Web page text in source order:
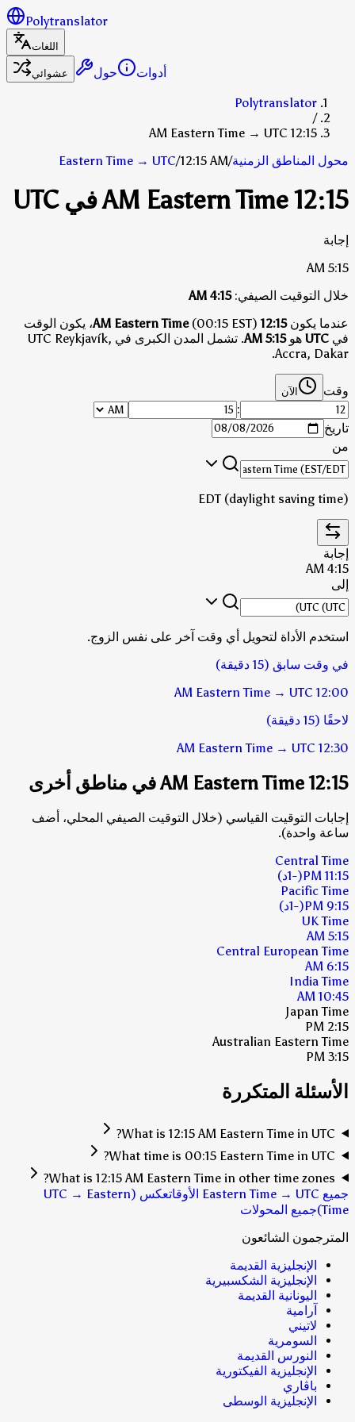
Polytranslator
اللغات
عشوائي
أدوات
حول
Polytranslator
/
12:15 AM Eastern Time → UTC
محول المناطق الزمنية/
Eastern Time → UTC/12:15 AM
12:15 AM Eastern Time في UTC
إجابة
5:15 AM
خلال التوقيت الصيفي: 4:15 AM
عندما يكون12:15 AM Eastern Time
(00:15 EST)، يكون الوقت
في UTC هو5:15 AM
.
تشمل المدن الكبرى في UTC Reykjavík,
Accra, Dakar.
وقت الآن
:
تاريخ
من
EDT (daylight saving time)
إجابة
4:15 AM
إلى
استخدم الأداة لتحويل أي وقت آخر على نفس الزوج.
في وقت سابق (15 دقيقة)
12:00 AM
Eastern Time → UTC
لاحقًا (15 دقيقة)
12:30 AM
Eastern Time → UTC
12:15 AM Eastern Time في مناطق أخرى
إجابات التوقيت القياسي (خلال التوقيت الصيفي المحلي، أضف
ساعة واحدة).
Central Time
11:15 PM
(-1د)
Pacific Time
9:15 PM
(-1د)
UK Time
5:15 AM
Central European Time
6:15 AM
India Time
10:45 AM
Japan Time
2:15 PM
Australian Eastern Time
3:15 PM
الأسئلة المتكررة
What is 12:15 AM Eastern Time in UTC?
What time is 00:15 Eastern Time in UTC?
What is 12:15 AM Eastern Time in other time zones?
جميع Eastern Time → UTC الأوقات
عكس (UTC → Eastern
Time) جميع المحولات
المترجمون الشائعون
الإنجليزية القديمة
الإنجليزية الشكسبيرية
اليونانية القديمة
آرامية
لاتيني
السومرية
النورس القديمة
الإنجليزية الفيكتورية
باڤاري
الإنجليزية الوسطى